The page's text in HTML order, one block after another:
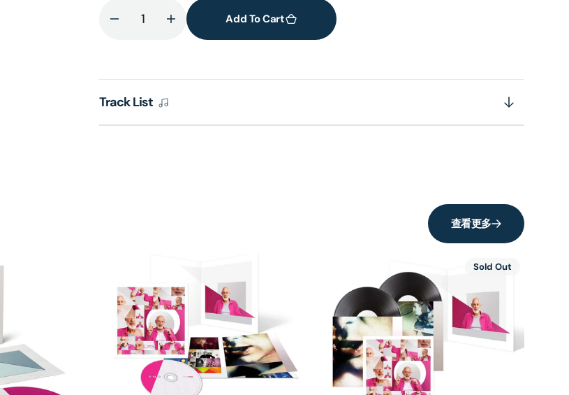
Decrease
Lateral
(Translucent
Lime
Biovinyl
Increase
quantity
Lateral
Biovinyl
Add To Cart
Track List
查看更多
Sold Out